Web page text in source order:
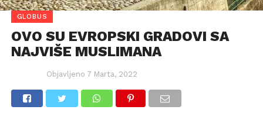
GLOBUS
OVO SU EVROPSKI GRADOVI SA
NAJVIŠE MUSLIMANA
Objavljeno 7 Marta, 2022